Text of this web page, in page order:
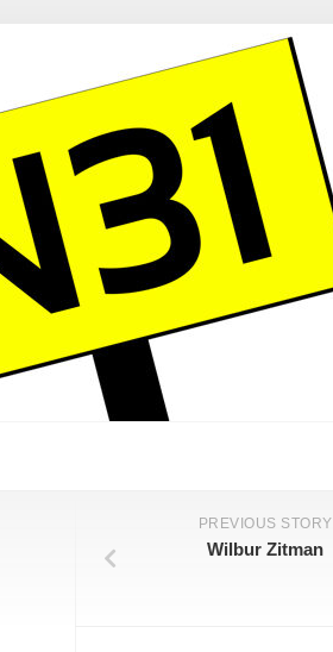
PREVIOUS STORY
Wilbur Zitman